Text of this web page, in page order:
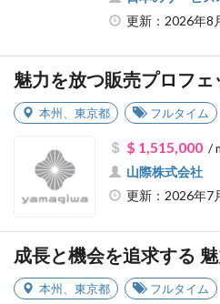
更新：2026年8
魅力を放つ販売プロフェ
本州 東京都 フルタイム
$ 1,515,000/
山際株式会社
更新：2026年7
成長と機会を追求する
本州 東京都 フルタイム